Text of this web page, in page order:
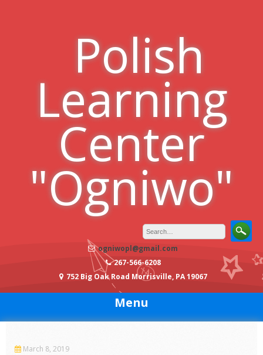
Polish
Learning
Center
"Ogniwo"
ogniwopl@gmail.com
267-566-6208
752 Big Oak Road Morrisville, PA 19067
Menu
March 8, 2019